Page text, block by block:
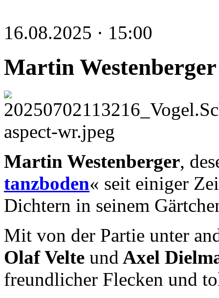
16.08.2025 · 15:00
Martin Westenberger
Martin Westenberger,
tanzboden« seit einiger
Dichtern in seinem
Mit von der Partie unter
Olaf Velte und Axel
freundlicher Flecken und